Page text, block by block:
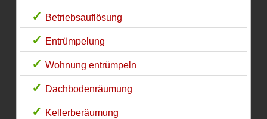
Betriebsauflösung
Entrümpelung
Wohnung entrümpeln
Dachbodenräumung
Kellerberäumung